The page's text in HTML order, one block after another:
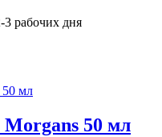
3 рабочих дня
50 мл